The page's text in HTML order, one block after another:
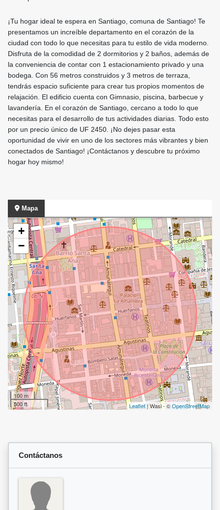
¡Tu hogar ideal te espera en Santiago, comuna de Santiago! Te
presentamos un increíble departamento en el corazón de la
ciudad con todo lo que necesitas para tu estilo de vida moderno.
Disfruta de la comodidad de 2 dormitorios y 2 baños, además de
la conveniencia de contar con 1 estacionamiento privado y una
bodega. Con 56 metros construidos y 3 metros de terraza,
tendrás espacio suficiente para crear tus propios momentos de
relajación. El edificio cuenta con Gimnasio, piscina, barbecue y
lavandería. En el corazón de Santiago, cercano a todo lo que
necesitas para el desarrollo de tus actividades diarias. Todo esto
por un precio único de UF 2450. ¡No dejes pasar esta
oportunidad de vivir en uno de los sectores más vibrantes y bien
conectados de Santiago! ¡Contáctanos y descubre tu próximo
hogar hoy mismo!
Mapa
+
−
100 m
500 ft
Leaflet | Wasi - ©OpenStreetMap
Contáctanos